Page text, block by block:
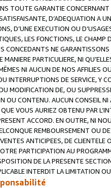
TOUTE GARANTIE CONCERNANT
D’ADEQUATION A
D’UNE EXECUTION OU
LES FONCTIONS, LE
CONCEDANTS NE
MANIERE PARTICULIERE, NI
NI AUCUN DE NOS AFFILIES
INTERRUPTIONS DE SERVICE, Y
MODIFICATION DE, OU
OU CONTENU. AUCUN CONSEIL
VOUS AURIEZ OBTENU PAR
ACCORD. EN OUTRE, NI
REMBOURSEMENT OU
ANTICIPEES, DE
PARTICIPATION AU
DE LA PRESENTE
INTERDIT LA LIMITATION OU